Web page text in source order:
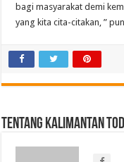
bagi masyarakat demi
yang kita cita-citakan, ”
Tentang Kalimantan